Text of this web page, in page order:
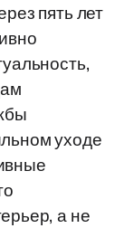
пять лет
уходе
а не